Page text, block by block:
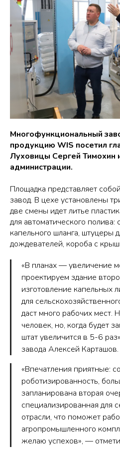
Многофункциональный
продукцию WIS посетил
Луховицы Сергей Тимохин
администрации.
Площадка представляет
завод. В цехе установлены
две смены идет литье
для автоматического полива:
капельного шланга, штуцеры
дождевателей, короба с
«В планах — увеличение
проектируем здание
изготовление капельных
для
даст много рабочих мест.
человек, но, когда будет
штат увеличится в 5-6
завода Алексей Карташов.
«Впечатления приятные:
роботизированность,
запланирована вторая
специализированная для
отрасли, что поможет
агропромышленного
желаю успехов», —